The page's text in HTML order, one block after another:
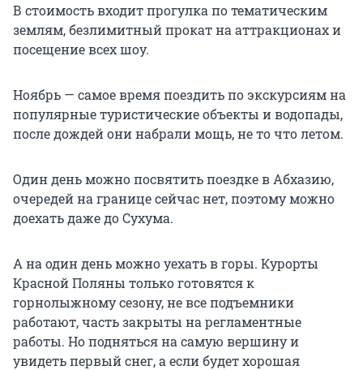
В стоимость входит прогулка по тематическим
землям, безлимитный прокат на аттракционах и
посещение всех шоу.
Ноябрь — самое время поездить по экскурсиям на
популярные туристические объекты и водопады,
после дождей они набрали мощь, не то что летом.
Один день можно посвятить поездке в Абхазию,
очередей на границе сейчас нет, поэтому можно
доехать даже до Сухума.
А на один день можно уехать в горы. Курорты
Красной Поляны только готовятся к
горнолыжному сезону, не все подъемники
работают, часть закрыты на регламентные
работы. Но подняться на самую вершину и
увидеть первый снег, а если будет хорошая